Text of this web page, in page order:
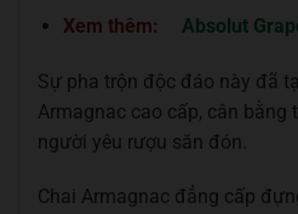
Xem thêm: Absolut
Sự pha trộn độc đáo này đã
Armagnac cao cấp, cân bằng
người yêu rượu săn đón.
Chai Armagnac đẳng cấp